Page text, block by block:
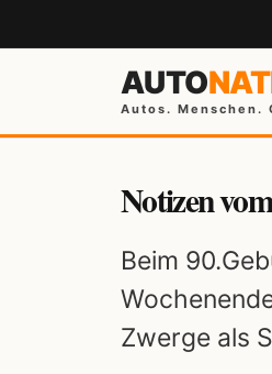
AUTO
Autos. Menschen.
Notizen
Beim
Zwerge als